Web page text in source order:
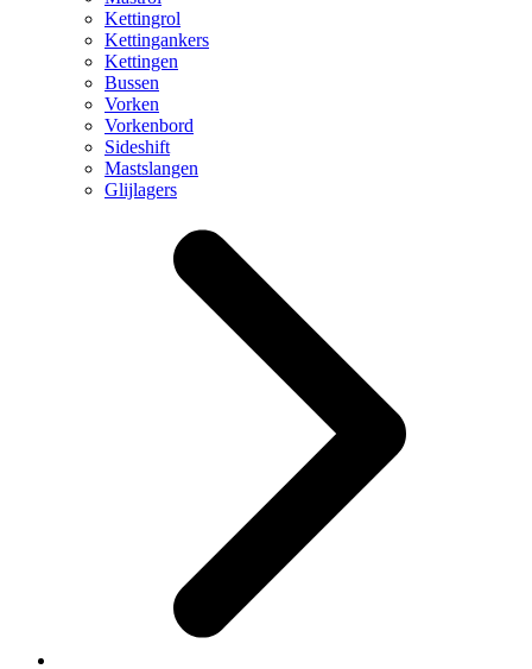
Kettingrol
Kettingankers
Kettingen
Bussen
Vorken
Vorkenbord
Sideshift
Mastslangen
Glijlagers